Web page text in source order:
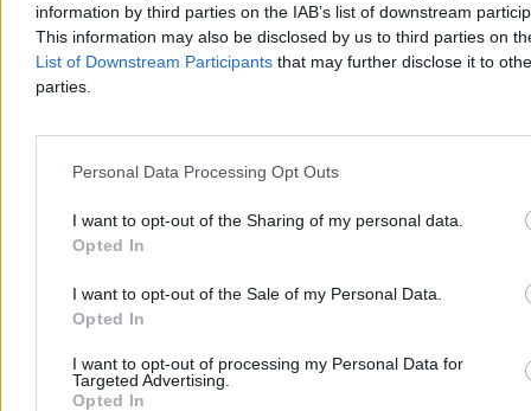
information by third parties on the IAB’s list of downstream
This information may also be disclosed by us to third parties on
List of Downstream Participants that may further disclose it to
parties.
Personal Data Processing Opt Outs
I want to opt-out of the Sharing of my personal data.
Opted In
I want to opt-out of the Sale of my Personal Data.
Opted In
I want to opt-out of processing my Personal Data for
Targeted Advertising.
Opted In
Kraj